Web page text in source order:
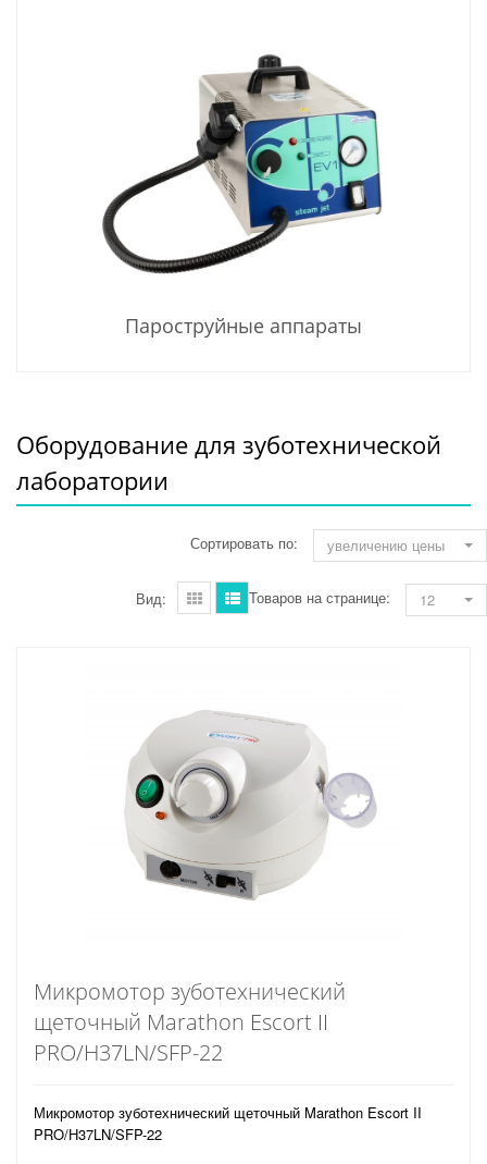
Пароструйные аппараты
Оборудование для зуботехнической
лаборатории
Сортировать по: увеличению цены
Товаров на странице: 12
Вид:
Микромотор зуботехнический
щеточный Marathon Escort II
PRO/H37LN/SFP-22
Микромотор зуботехнический щеточный Marathon Escort II
PRO/H37LN/SFP-22